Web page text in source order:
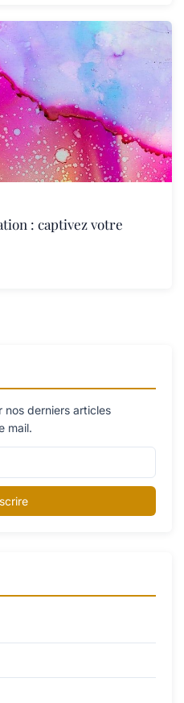
: captivez votre
nos derniers articles
mail.